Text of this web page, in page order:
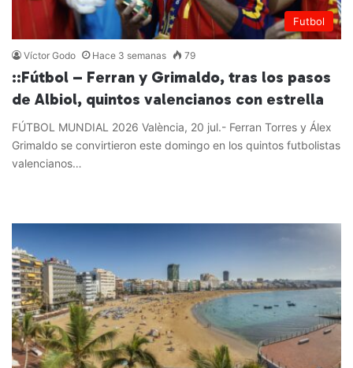
Futbol
Víctor Godo Hace 3 semanas 79
::Fútbol – Ferran y Grimaldo, tras los pasos
de Albiol, quintos valencianos con estrella
FÚTBOL MUNDIAL 2026 València, 20 jul.- Ferran Torres y Álex
Grimaldo se convirtieron este domingo en los quintos futbolistas
valencianos…